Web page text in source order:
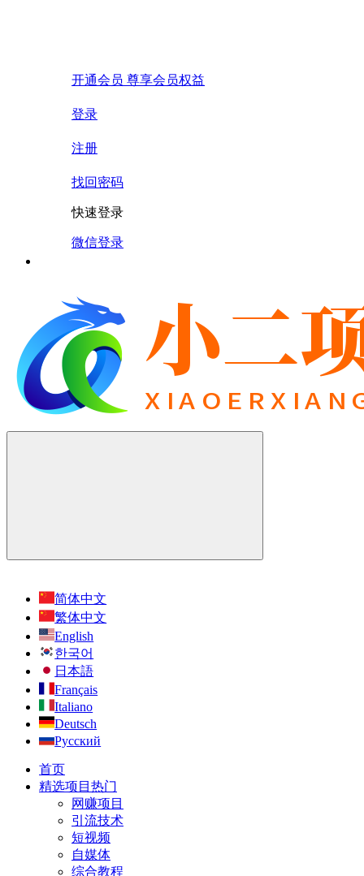
开通会员 尊享会员权益
登录
注册
找回密码
快速登录
微信登录
简体中文
繁体中文
English
한국어
日本語
Français
Italiano
Deutsch
Русский
首页
精选项目 热门
网赚项目
引流技术
短视频
自媒体
综合教程